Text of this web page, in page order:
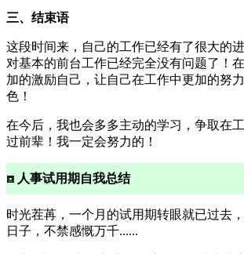
三、结束语
这段时间来，自己的工作已经有了很大的
对基本的前台工作已经完全没有问题了！
加的激励自己，让自己在工作中更加的努
色！
在今后，我也会多多主动的学习，争取在
过前辈！我一定会努力的！
⧈ 人事试用期自我总结
时光茬苒，一个月的试用期转眼就已过去
日子，不禁感慨万千......